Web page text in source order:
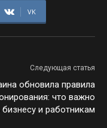
VK
Следующая статья
обновила правила
что важно
бизнесу и работникам